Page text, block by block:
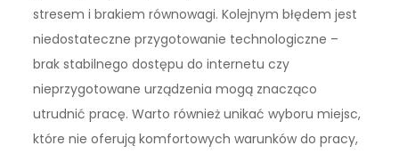
stresem i brakiem równowagi. Kolejnym błędem jest
niedostateczne przygotowanie technologiczne –
brak stabilnego dostępu do internetu czy
nieprzygotowane urządzenia mogą znacząco
utrudnić pracę. Warto również unikać wyboru miejsc,
które nie oferują komfortowych warunków do pracy,